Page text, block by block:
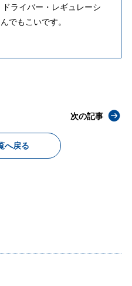
ライバー・レギュレーシ
でもこいです。
へ戻る
次の記事